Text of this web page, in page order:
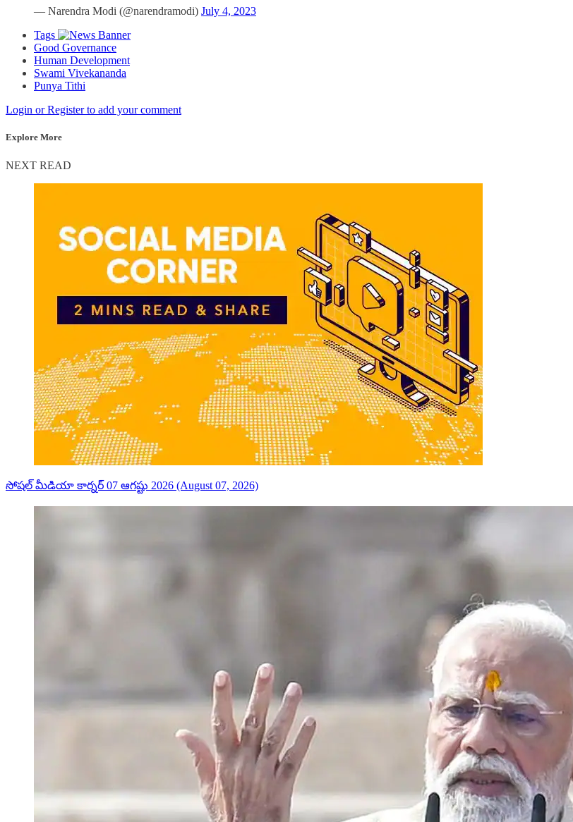
— Narendra Modi (@narendramodi) July 4, 2023
Tags
Good Governance
Human Development
Swami Vivekananda
Punya Tithi
Login or Register to add your comment
Explore More
NEXT READ
సోషల్ మీడియా కార్నర్ 07 ఆగష్టు 2026 (August 07, 2026)